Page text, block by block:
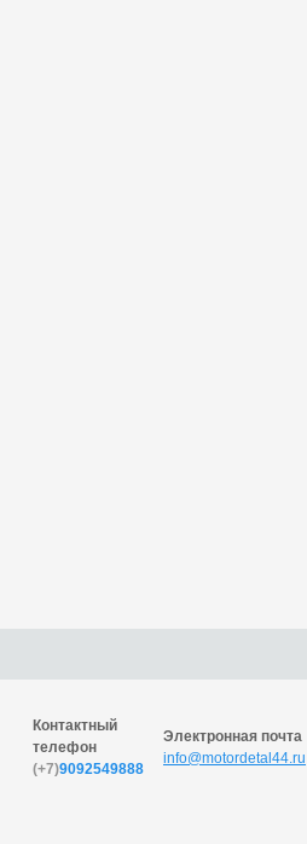
Контактный
телефон
(+7)9092549888
Электронная почта
info@motordetal44.ru